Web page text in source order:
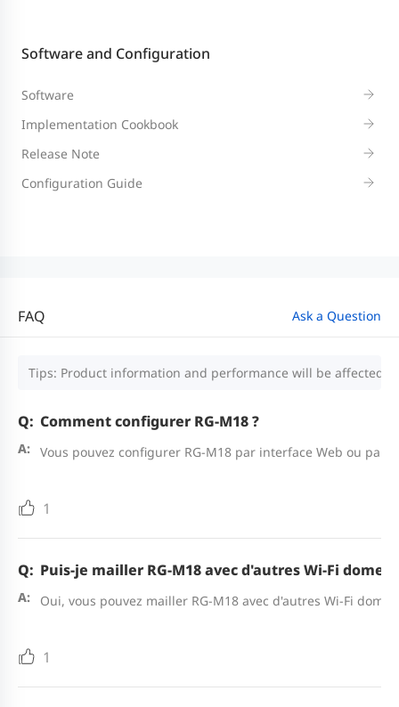
Software and Configuration
Software
Implementation Cookbook
Release Note
Configuration Guide
FAQ Ask a Question
Tips: Product information and performance will be affected
Comment configurer RG-M18 ?
Vous pouvez configurer RG-M18 par interface Web ou par
1
Puis-je mailler RG-M18 avec d'autres Wi-Fi
Oui, vous pouvez mailler RG-M18 avec d'autres Wi-Fi
1